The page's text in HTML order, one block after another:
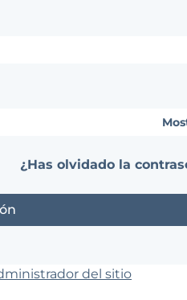
¿Has olvidado la
del sitio